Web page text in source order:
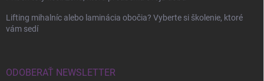
Lifting mihalníc alebo laminácia obočia? Vyberte si školenie, ktoré
vám sedí
ODOBERAŤ NEWSLETTER